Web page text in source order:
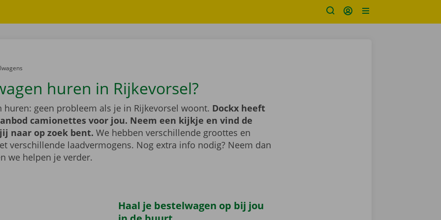
huren in Rijkevorsel?
huren: geen probleem als je in Rijkevorsel woont. Dockx heeft
camionettes voor jou. Neem een kijkje en vind de
naar op zoek bent. We hebben verschillende groottes en
verschillende laadvermogens. Nog extra info nodig? Neem dan
we helpen je verder.
Haal je bestelwagen op bij jou